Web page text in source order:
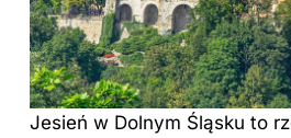
Jesień w Dolnym Śląsku to